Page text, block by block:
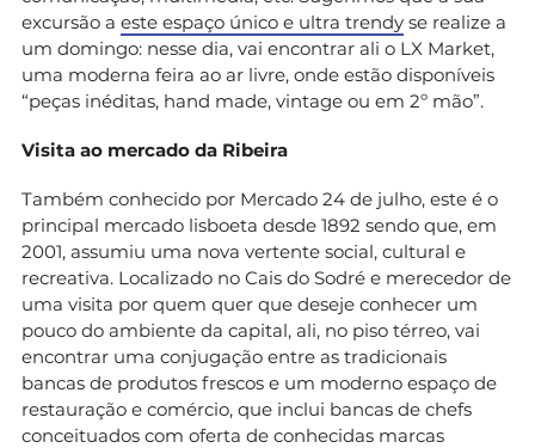
excursão a este espaço único e ultra trendy se realize a
um domingo: nesse dia, vai encontrar ali o LX Market,
uma moderna feira ao ar livre, onde estão disponíveis
“peças inéditas, hand made, vintage ou em 2º mão”.
Visita ao mercado da Ribeira
Também conhecido por Mercado 24 de julho, este é o
principal mercado lisboeta desde 1892 sendo que, em
2001, assumiu uma nova vertente social, cultural e
recreativa. Localizado no Cais do Sodré e merecedor de
uma visita por quem quer que deseje conhecer um
pouco do ambiente da capital, ali, no piso térreo, vai
encontrar uma conjugação entre as tradicionais
bancas de produtos frescos e um moderno espaço de
restauração e comércio, que inclui bancas de chefs
conceituados com oferta de conhecidas marcas